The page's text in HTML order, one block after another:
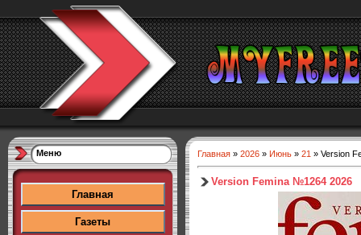
Меню
Главная
Газеты
Главная » 2026 » Июнь » 21 » Version
Version Femina №1264 2026